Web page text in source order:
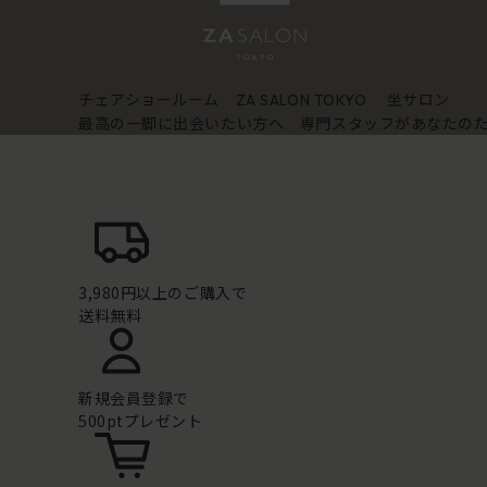
チェアショールーム ZA SALON TOKYO
坐サロン
最高の一脚に出会いたい方へ 専門スタッフがあなたの
3,980円以上のご購入で
送料無料
新規会員登録で
500ptプレゼント